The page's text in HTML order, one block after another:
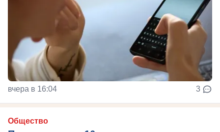
вчера в 16:04 3
Общество